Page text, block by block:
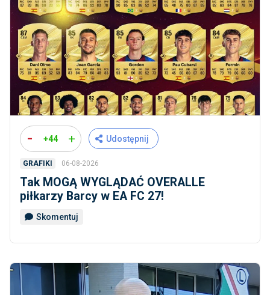
- +44 + Udostępnij
GRAFIKI 06-08-2026
Tak MOGĄ WYGLĄDAĆ OVERALLE
piłkarzy Barcy w EA FC 27!
Skomentuj